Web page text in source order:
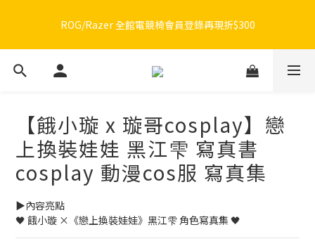
300
ROG/Razer 全館電競椅會員登錄再現折$300
🔥品牌限定滿額折🔥ROG周邊滿1500折100 / 2500折200 / 3000折
【餓小璇 x 璇哥cosplay】戀
上換裝娃娃 黑江雫 寫真書
cosplay 動漫cos服 寫真集
▶️內容亮點
🖤 餓小璇 ×《戀上換裝娃娃》黑江雫 角色寫真集 🖤